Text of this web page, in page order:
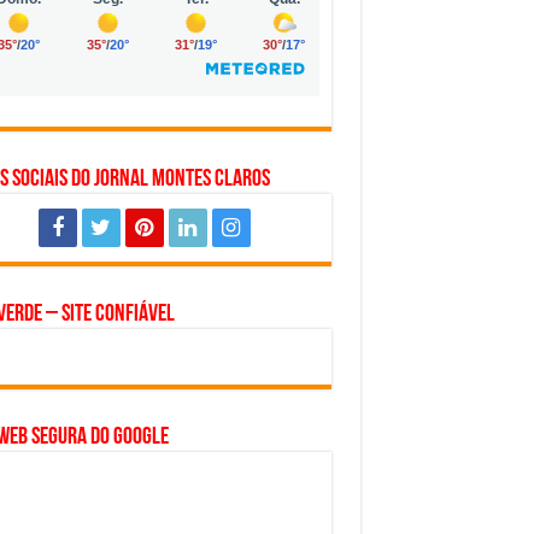
Sociais do Jornal Montes Claros
– Site Confiável
SEGURA do GOOGLE